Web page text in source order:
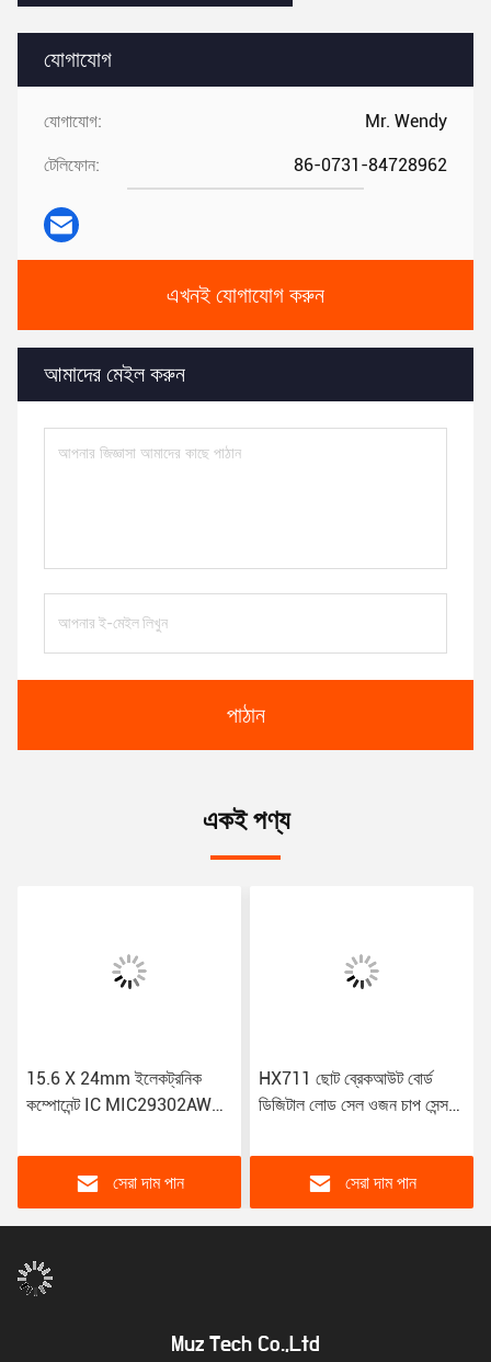
যোগাযোগ
যোগাযোগ: Mr. Wendy
টেলিফোন: 86-0731-84728962
এখনই যোগাযোগ করুন
আমাদের মেইল ​​করুন
পাঠান
একই পণ্য
15.6 X 24mm ইলেকট্রনিক
কম্পোনেন্ট IC MIC29302AWD-
সেরা দাম পান
HX711 ছোট ব্রেকআউট বোর্ড
ডিজিটাল লোড সেল ওজন চাপ সেন্সর
ডি মডিউল
সেরা দাম পান
Muz Tech Co.,Ltd